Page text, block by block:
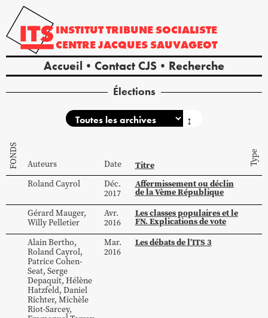
INSTITUTTRIBUNE SOCIALISTE
CENTREJACQUES SAUVAGEOT
Accueil Contact CJS Recherche
Élections
↕
FONDS Auteurs Date Titre Type
RolandCayrol
Déc.
2017
Affermissement ou déclin
de la Vème République
GérardMauger,
WillyPelletier
Avr.
2016
Les classes populaires et le
FN. Explications de vote
AlainBertho,
RolandCayrol,
PatriceCohen-
Seat, Serge
Depaquit, Hélène
Hatzfeld, Daniel
Richter, Michèle
Riot-Sarcey,
Mar.
2016
Les débats de l’ITS 3